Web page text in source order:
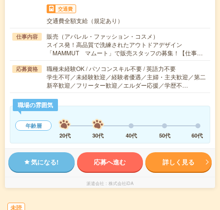
交通費
交通費全額支給（規定あり）
仕事内容
販売（アパレル・ファッション・コスメ）
スイス発！高品質で洗練されたアウトドアデザイン
「MAMMUT マムート」で販売スタッフの募集！【仕事…
応募資格
職種未経験OK / パソコンスキル不要 / 英語力不要
学生不可／未経験歓迎／経験者優遇／主婦・主夫歓迎／第二
新卒歓迎／フリーター歓迎／エルダー応援／学歴不…
職場の雰囲気
年齢層
20代
30代 40代 50代 60代
気になる! 応募へ進む 詳しく見る
派遣会社 株式会社iDA
未読